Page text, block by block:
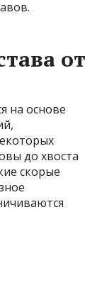
от
на основе
до хвоста
скорые